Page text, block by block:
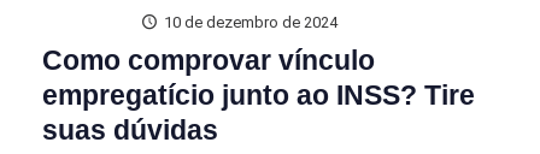
10 de dezembro de 2024
Como comprovar vínculo
empregatício junto ao INSS? Tire
suas dúvidas